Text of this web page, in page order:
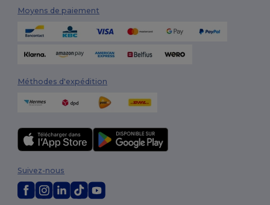
Moyens de paiement
Méthodes d'expédition
Suivez-nous